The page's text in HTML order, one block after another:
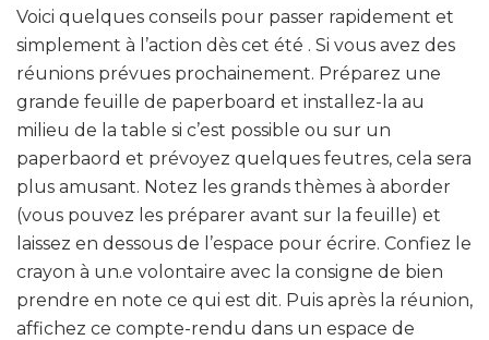
Voici quelques conseils pour passer rapidement et
simplement à l’action dès cet été . Si vous avez des
réunions prévues prochainement. Préparez une
grande feuille de paperboard et installez-la au
milieu de la table si c’est possible ou sur un
paperbaord et prévoyez quelques feutres, cela sera
plus amusant. Notez les grands thèmes à aborder
(vous pouvez les préparer avant sur la feuille) et
laissez en dessous de l’espace pour écrire. Confiez le
crayon à un.e volontaire avec la consigne de bien
prendre en note ce qui est dit. Puis après la réunion,
affichez ce compte-rendu dans un espace de